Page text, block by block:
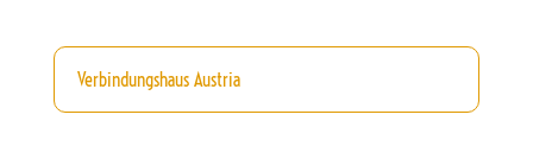
Verbindungshaus Austria